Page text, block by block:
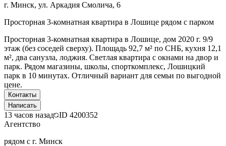
г. Минск, ул. Аркадия Смолича, 6
Просторная 3-комнатная квартира в Лошице рядом с парком
Просторная 3-комнатная квартира в Лошице, дом 2020 г. 9/9
этаж (без соседей сверху). Площадь 92,7 м² по СНБ, кухня 12,1
м², два санузла, лоджия. Светлая квартира с окнами на двор и
парк. Рядом магазины, школы, спорткомплекс, Лошицкий
парк в 10 минутах. Отличный вариант для семьи по выгодной
цене.
Контакты
Написать
13 часов назад ID 4200352
Агентство
рядом с г. Минск